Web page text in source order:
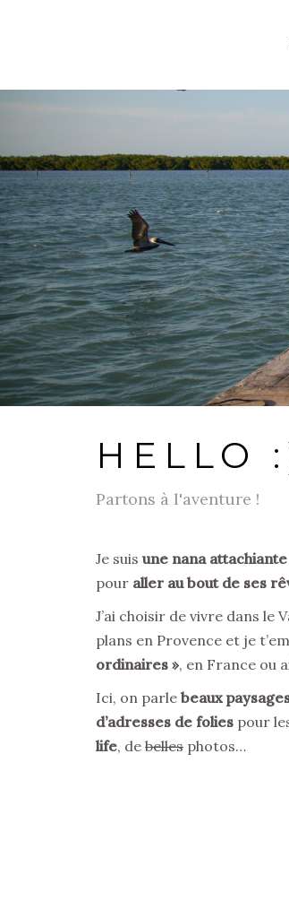
HELLO
Partons à l'aventure !
Je suis une nana
pour aller au bout de ses
J’ai choisir de vivre dans le
plans en Provence et je
ordinaires », en France ou
Ici, on parle beaux
d’adresses de folies pour
life, de belles photos…